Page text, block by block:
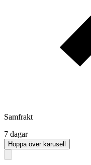
Samfrakt
7 dagar
Hoppa över karusell